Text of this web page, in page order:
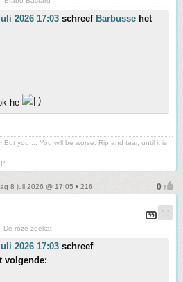
2026 17:03 schreef Barbusse het
he
But you.... You will be worse. Rip and tear, until it is
8 juli 2026 @ 17:05 • 216
De roze zeekat
2026 17:03 schreef
volgende: